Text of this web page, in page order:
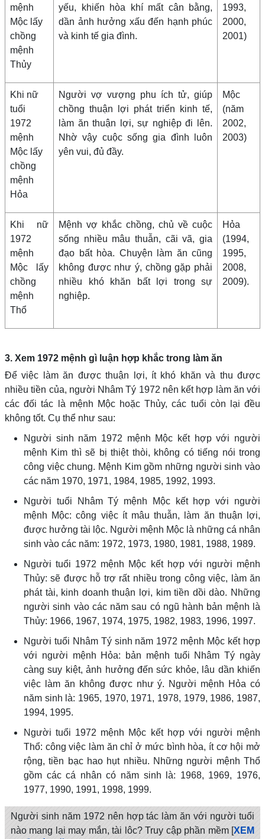
mệnh
Mộc lấy
chồng
mệnh
Thủy
yếu, khiến hòa khí mất cân bằng,
dần ảnh hưởng xấu đến hạnh phúc
và kinh tế gia đình.
1993,
2000,
2001)
Khi nữ
tuổi
1972
mệnh
Mộc lấy
chồng
mệnh
Hỏa
Người vợ vượng phu ích tử, giúp
chồng thuận lợi phát triển kinh tế,
làm ăn thuận lợi, sự nghiệp đi lên.
Nhờ vậy cuộc sống gia đình luôn
yên vui, đủ đầy.
Mộc
(năm
2002,
2003)
Khi nữ
1972
mệnh
Mộc lấy
chồng
mệnh
Thổ
Mệnh vợ khắc chồng, chủ về cuộc
sống nhiều mâu thuẫn, cãi vã, gia
đạo bất hòa. Chuyện làm ăn cũng
không được như ý, chồng gặp phải
nhiều khó khăn bất lợi trong sự
nghiệp.
Hỏa
(1994,
1995,
2008,
2009).
3. Xem 1972 mệnh gì luận hợp khắc trong làm ăn
Để việc làm ăn được thuận lợi, ít khó khăn và thu được
nhiều tiền của, người Nhâm Tý 1972 nên kết hợp làm ăn với
các đối tác là mệnh Mộc hoặc Thủy, các tuổi còn lại đều
không tốt. Cụ thể như sau:
Người sinh năm 1972 mệnh Mộc kết hợp với người
mệnh Kim thì sẽ bị thiệt thòi, không có tiếng nói trong
công việc chung. Mệnh Kim gồm những người sinh vào
các năm 1970, 1971, 1984, 1985, 1992, 1993.
Người tuổi Nhâm Tý mệnh Mộc kết hợp với người
mệnh Mộc: công việc ít mâu thuẫn, làm ăn thuận lợi,
được hưởng tài lộc. Người mệnh Mộc là những cá nhân
sinh vào các năm: 1972, 1973, 1980, 1981, 1988, 1989.
Người tuổi 1972 mệnh Mộc kết hợp với người mệnh
Thủy: sẽ được hỗ trợ rất nhiều trong công việc, làm ăn
phát tài, kinh doanh thuận lợi, kim tiền dồi dào. Những
người sinh vào các năm sau có ngũ hành bản mệnh là
Thủy: 1966, 1967, 1974, 1975, 1982, 1983, 1996, 1997.
Người tuổi Nhâm Tý sinh năm 1972 mệnh Mộc kết hợp
với người mệnh Hỏa: bản mệnh tuổi Nhâm Tý ngày
càng suy kiệt, ảnh hưởng đến sức khỏe, lâu dần khiến
việc làm ăn không được như ý. Người mệnh Hỏa có
năm sinh là: 1965, 1970, 1971, 1978, 1979, 1986, 1987,
1994, 1995.
Người tuổi 1972 mệnh Mộc kết hợp với người mệnh
Thổ: công việc làm ăn chỉ ở mức bình hòa, ít cơ hội mở
rộng, tiền bạc hao hụt nhiều. Những người mệnh Thổ
gồm các cá nhân có năm sinh là: 1968, 1969, 1976,
1977, 1990, 1991, 1998, 1999.
Người sinh năm 1972 nên hợp tác làm ăn với người tuổi
nào mang lại may mắn, tài lôc? Truy cập phần mềm [XEM